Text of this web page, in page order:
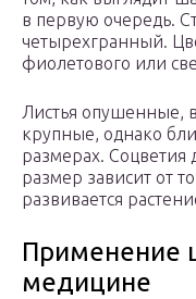
в первую очередь.
четырехгранный.
фиолетового или
Листья опушенные,
крупные, однако
размерах. Соцветия
размер зависит от
развивается
Применение
медицине